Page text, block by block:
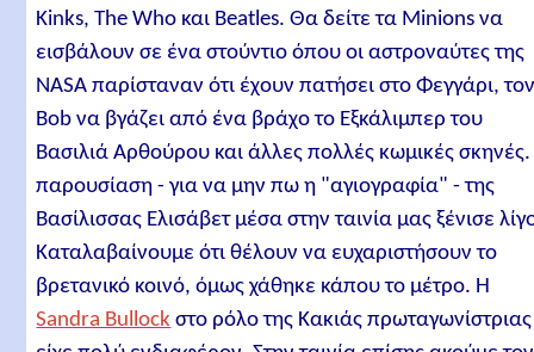
Kinks, The Who και Beatles. Θα δείτε τα Minions να
εισβάλουν σε ένα στούντιο όπου οι αστροναύτες της
NASA παρίσταναν ότι έχουν πατήσει στο Φεγγάρι,
Bob να βγάζει από ένα βράχο το Εξκάλιμπερ του
Βασιλιά Αρθούρου και άλλες πολλές κωμικές
παρουσίαση - για να μην πω η "αγιογραφία" - της
Βασίλισσας Ελισάβετ μέσα στην ταινία μας ξένισε
Καταλαβαίνουμε ότι θέλουν να ευχαριστήσουν το
βρετανικό κοινό, όμως χάθηκε κάπου το μέτρο. Η
Sandra Bullock στο ρόλο της Κακιάς πρωταγωνίστριας